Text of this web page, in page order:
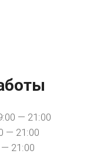
— 21:00
— 21:00
21:00